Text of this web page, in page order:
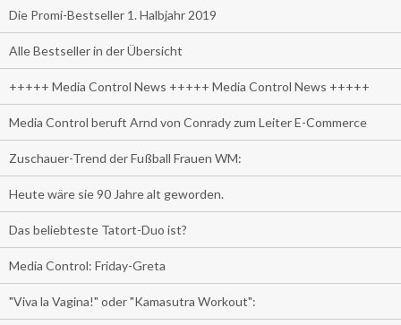
Die Promi-Bestseller 1. Halbjahr 2019
Alle Bestseller in der Übersicht
+++++ Media Control News +++++ Media Control News +++++
Media Control beruft Arnd von Conrady zum Leiter E-Commerce
Zuschauer-Trend der Fußball Frauen WM:
Heute wäre sie 90 Jahre alt geworden.
Das beliebteste Tatort-Duo ist?
Media Control: Friday-Greta
"Viva la Vagina!" oder "Kamasutra Workout":